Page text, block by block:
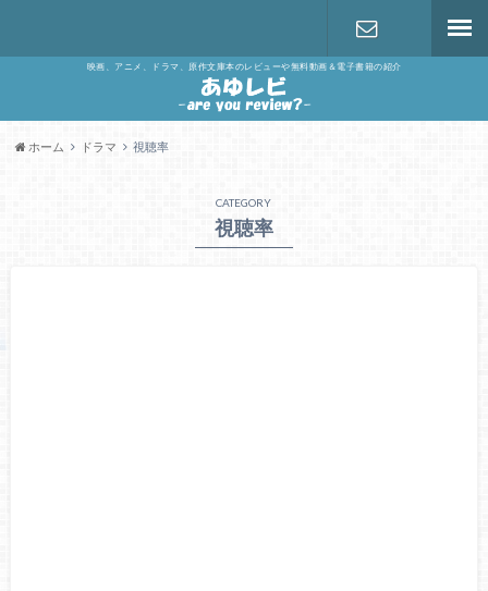
映画、アニメ、ドラマ、原作文庫本のレビューや無料動画＆電子書籍の紹介
ホーム ドラマ 視聴率
CATEGORY
視聴率